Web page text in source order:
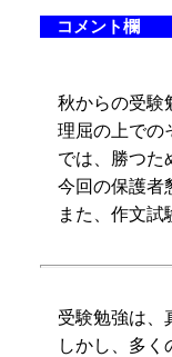
コメント欄
秋からの受験
理屈の上での
では、勝つた
今回の保護者
また、作文試
受験勉強は、
しかし、多く